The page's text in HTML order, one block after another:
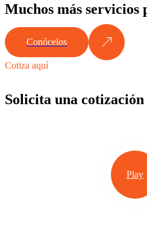
Muchos más servicios
Conócelos
Cotiza aquí
Solicita una
Play